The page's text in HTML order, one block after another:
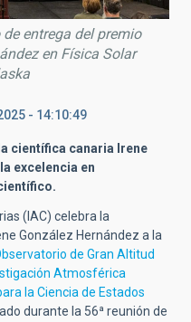
entrega del premio
en Física Solar
- 14:10:49
científica canaria Irene
excelencia en
(IAC) celebra la
González Hernández a la
de Gran Altitud
Atmosférica
la Ciencia de Estados
durante la 56ª reunión de